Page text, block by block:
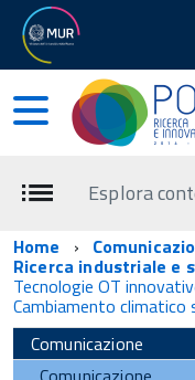
Esplora
Home
Ricerca industriale e
Tecnologie OT
Cambiamento climatico
Comunicazione